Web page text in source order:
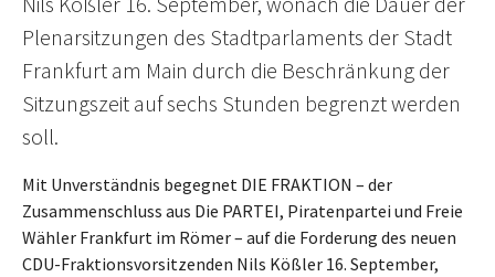
Plenarsitzungen des Stadtparlaments der Stadt
Frankfurt am Main durch die Beschränkung der
Sitzungszeit auf sechs Stunden begrenzt werden
soll.
Mit Unverständnis begegnet DIE FRAKTION – der
Zusammenschluss aus Die PARTEI, Piratenpartei und Freie
Wähler Frankfurt im Römer – auf die Forderung des neuen
CDU-Fraktionsvorsitzenden Nils Kößler 16. September,